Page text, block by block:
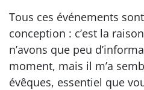
Tous ces événements
conception : c’est la
n’avons que peu
moment, mais il m’a
évêques, essentiel que